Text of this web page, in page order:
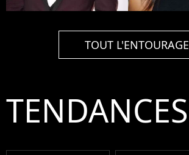
TOUT L'ENTOURAGE
TENDANCES